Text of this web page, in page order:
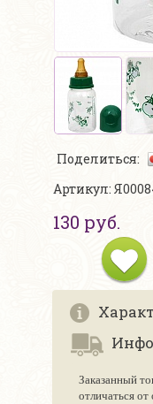
Поделиться:
Артикул:
130 руб.
Заказанный
отличаться